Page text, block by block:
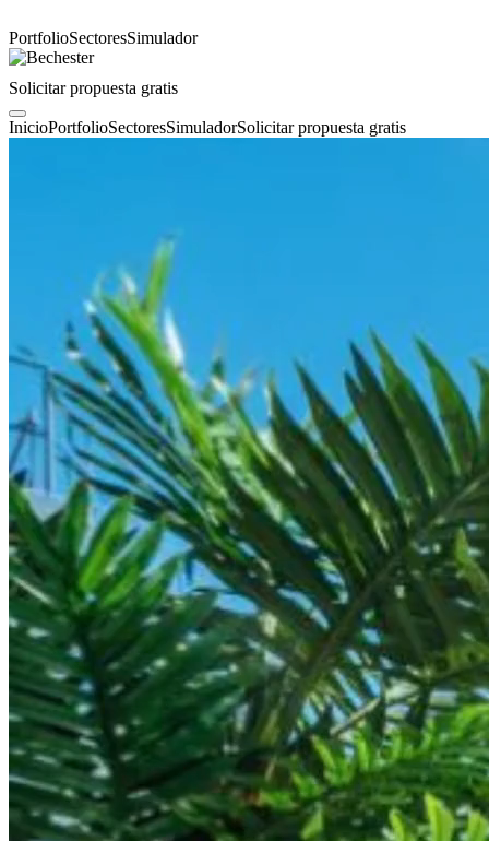
PortfolioSectoresSimulador
Solicitar propuesta gratis
InicioPortfolioSectoresSimuladorSolicitar propuesta gratis